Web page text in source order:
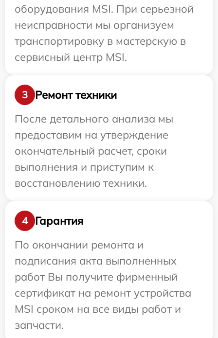
оборудования MSI. При серьезной
неисправности мы организуем
транспортировку в мастерскую в
сервисный центр MSI.
3
Ремонт техники
После детального анализа мы
предоставим на утверждение
окончательный расчет, сроки
выполнения и приступим к
восстановлению техники.
4
Гарантия
По окончании ремонта и
подписания акта выполненных
работ Вы получите фирменный
сертификат на ремонт устройства
MSI сроком на все виды работ и
запчасти.